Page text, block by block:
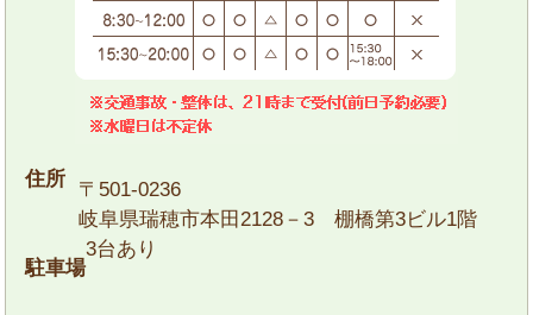
住所
〒501-0236
岐阜県瑞穂市本田2128－3 棚橋第3ビル1階
駐車場
3台あり